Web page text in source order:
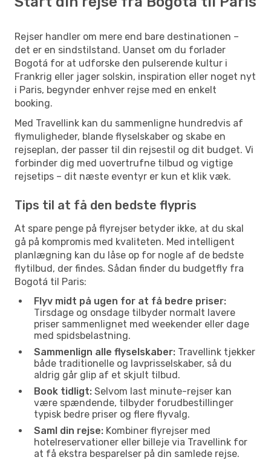
Rejser handler om mere end bare destinationen –
det er en sindstilstand. Uanset om du forlader
Bogotá for at udforske den pulserende kultur i
Frankrig eller jager solskin, inspiration eller noget nyt
i Paris, begynder enhver rejse med en enkelt
booking.
Med Travellink kan du sammenligne hundredvis af
flymuligheder, blande flyselskaber og skabe en
rejseplan, der passer til din rejsestil og dit budget. Vi
forbinder dig med uovertrufne tilbud og vigtige
rejsetips – dit næste eventyr er kun et klik væk.
Tips til at få den bedste flypris
At spare penge på flyrejser betyder ikke, at du skal
gå på kompromis med kvaliteten. Med intelligent
planlægning kan du låse op for nogle af de bedste
flytilbud, der findes. Sådan finder du budgetfly fra
Bogotá til Paris:
Flyv midt på ugen for at få bedre priser:
Tirsdage og onsdage tilbyder normalt lavere
priser sammenlignet med weekender eller dage
med spidsbelastning.
Sammenlign alle flyselskaber: Travellink tjekker
både traditionelle og lavprisselskaber, så du
aldrig går glip af et skjult tilbud.
Book tidligt: Selvom last minute-rejser kan
være spændende, tilbyder forudbestillinger
typisk bedre priser og flere flyvalg.
Saml din rejse: Kombiner flyrejser med
hotelreservationer eller billeje via Travellink for
at få ekstra besparelser på din samlede rejse.